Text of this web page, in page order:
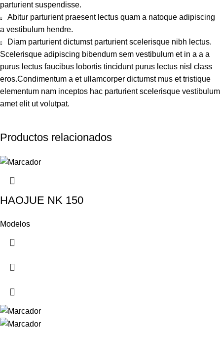
parturient suspendisse.
Abitur parturient praesent lectus quam a natoque adipiscing
a vestibulum hendre.
Diam parturient dictumst parturient scelerisque nibh lectus.
Scelerisque adipiscing bibendum sem vestibulum et in a a a
purus lectus faucibus lobortis tincidunt purus lectus nisl class
eros.Condimentum a et ullamcorper dictumst mus et tristique
elementum nam inceptos hac parturient scelerisque vestibulum
amet elit ut volutpat.
Productos relacionados
HAOJUE NK 150
Modelos